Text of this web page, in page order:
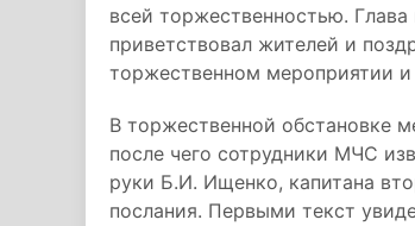
всей торжественностью.
приветствовал жителей и
торжественном мероприятии и
В торжественной обстановке
после чего сотрудники МЧС
руки Б.И. Ищенко, капитана
послания. Первыми текст